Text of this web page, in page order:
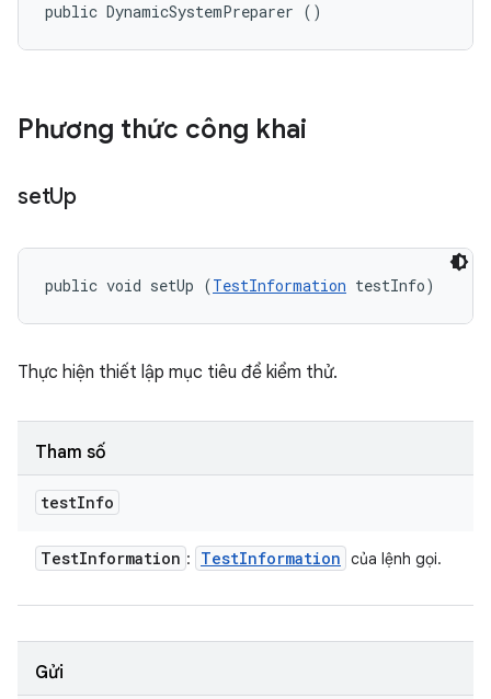
public DynamicSystemPreparer ()
Phương thức công khai
setUp
public void setUp (TestInformation testInfo)
Thực hiện thiết lập mục tiêu để kiểm thử.
Tham số
testInfo
TestInformation : TestInformation của lệnh gọi.
Gửi